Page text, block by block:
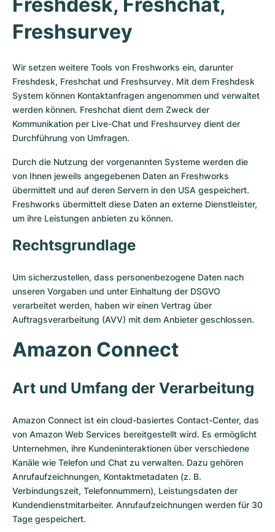
Freshdesk, Freshchat,
Freshsurvey
Wir setzen weitere Tools von Freshworks ein, darunter
Freshdesk, Freshchat und Freshsurvey. Mit dem Freshdesk
System können Kontaktanfragen angenommen und verwaltet
werden können. Freshchat dient dem Zweck der
Kommunikation per Live-Chat und Freshsurvey dient der
Durchführung von Umfragen.
Durch die Nutzung der vorgenannten Systeme werden die
von Ihnen jeweils angegebenen Daten an Freshworks
übermittelt und auf deren Servern in den USA gespeichert.
Freshworks übermittelt diese Daten an externe Dienstleister,
um ihre Leistungen anbieten zu können.
Rechtsgrundlage
Um sicherzustellen, dass personenbezogene Daten nach
unseren Vorgaben und unter Einhaltung der DSGVO
verarbeitet werden, haben wir einen Vertrag über
Auftragsverarbeitung (AVV) mit dem Anbieter geschlossen.
Amazon Connect
Art und Umfang der Verarbeitung
Amazon Connect ist ein cloud-basiertes Contact-Center, das
von Amazon Web Services bereitgestellt wird. Es ermöglicht
Unternehmen, ihre Kundeninteraktionen über verschiedene
Kanäle wie Telefon und Chat zu verwalten. Dazu gehören
Anrufaufzeichnungen, Kontaktmetadaten (z. B.
Verbindungszeit, Telefonnummern), Leistungsdaten der
Kundendienstmitarbeiter. Anrufaufzeichnungen werden für 30
Tage gespeichert.